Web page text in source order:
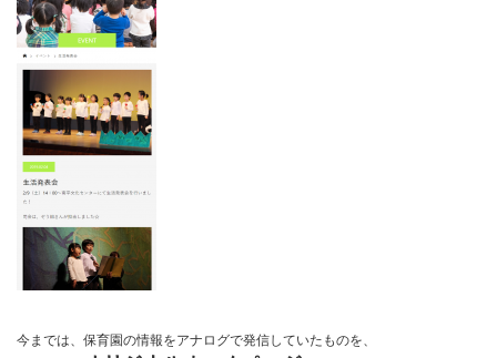
今までは、保育園の情報をアナログで発信していたものを、